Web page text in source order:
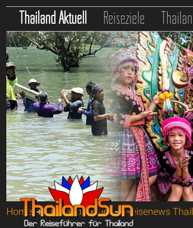
Thailand Aktuell Reiseziele
Home➔Thailand Aktuell➔Reisenews